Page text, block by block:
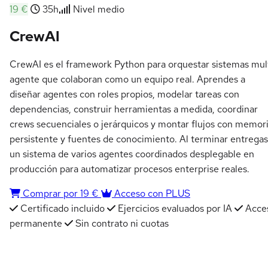
19 € 35h Nivel medio
CrewAI
CrewAI es el framework Python para orquestar sistemas
agente que colaboran como un equipo real. Aprendes a
diseñar agentes con roles propios, modelar tareas con
dependencias, construir herramientas a medida, coordinar
crews secuenciales o jerárquicos y montar flujos con
persistente y fuentes de conocimiento. Al terminar entregas
un sistema de varios agentes coordinados desplegable en
producción para automatizar procesos enterprise reales.
Comprar por 19 €
Acceso con PLUS
Certificado incluido
Ejercicios evaluados por IA
permanente
Sin contrato ni cuotas